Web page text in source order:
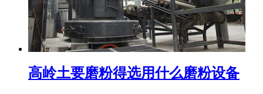
高岭土要磨粉得选用什么磨粉设备